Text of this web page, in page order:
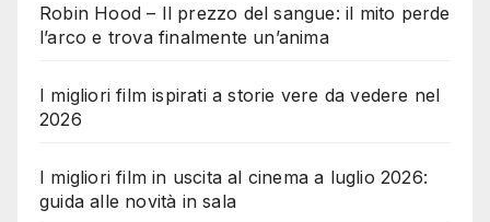
Robin Hood – Il prezzo del sangue: il mito perde
l’arco e trova finalmente un’anima
I migliori film ispirati a storie vere da vedere nel
2026
I migliori film in uscita al cinema a luglio 2026:
guida alle novità in sala